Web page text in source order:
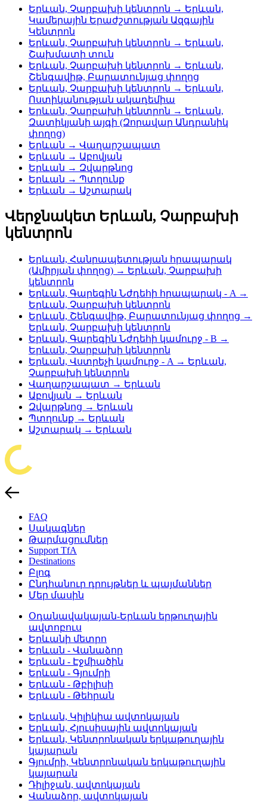
Երևան, Չարբախի կենտրոն → Երևան,
Կամերային Երաժշտության Ազգային
Կենտրոն
Երևան, Չարբախի կենտրոն → Երևան,
Շախմատի տուն
Երևան, Չարբախի կենտրոն → Երևան,
Շենգավիթ, Բարատունյաց փողոց
Երևան, Չարբախի կենտրոն → Երևան,
Ոստիկանության ակադեմիա
Երևան, Չարբախի կենտրոն → Երևան,
Զատիկյանի այգի (Զորավար Անդրանիկ
փողոց)
Երևան → Վաղարշապատ
Երևան → Աբովյան
Երևան → Զվարթնոց
Երևան → Պտղունք
Երևան → Աշտարակ
Վերջնակետ Երևան, Չարբախի
կենտրոն
Երևան, Հանրապետության հրապարակ
(Ամիրյան փողոց) → Երևան, Չարբախի
կենտրոն
Երևան, Գարեգին Նժդեհի հրապարակ - A →
Երևան, Չարբախի կենտրոն
Երևան, Շենգավիթ, Բարատունյաց փողոց →
Երևան, Չարբախի կենտրոն
Երևան, Գարեգին Նժդեհի կամուրջ - B →
Երևան, Չարբախի կենտրոն
Երևան, Վստրեչի կամուրջ - A → Երևան,
Չարբախի կենտրոն
Վաղարշապատ → Երևան
Աբովյան → Երևան
Զվարթնոց → Երևան
Պտղունք → Երևան
Աշտարակ → Երևան
FAQ
Սակագներ
Թարմացումներ
Support TfA
Destinations
Բլոգ
Ընդհանուր դրույթներ և պայմաններ
Մեր մասին
Օդանավակայան-Երևան երթուղային
ավտոբուս
Երևանի մետրո
Երևան - Վանաձոր
Երևան - Էջմիածին
Երևան - Գյումրի
Երևան - Թբիլիսի
Երևան - Թեհրան
Երևան, Կիլիկիա ավտոկայան
Երևան, Հյուսիսային ավտոկայան
Երևան, Կենտրոնական երկաթուղային
կայարան
Գյումրի, Կենտրոնական երկաթուղային
կայարան
Դիլիջան, ավտոկայան
Վանաձոր, ավտոկայան